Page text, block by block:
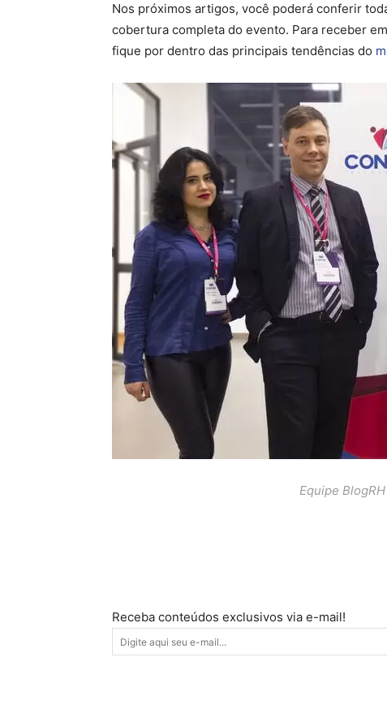
Nos próximos artigos, você poderá conferir
cobertura completa do evento. Para receber
fique por dentro das principais tendências do
Equipe
Receba conteúdos exclusivos via e-mail!